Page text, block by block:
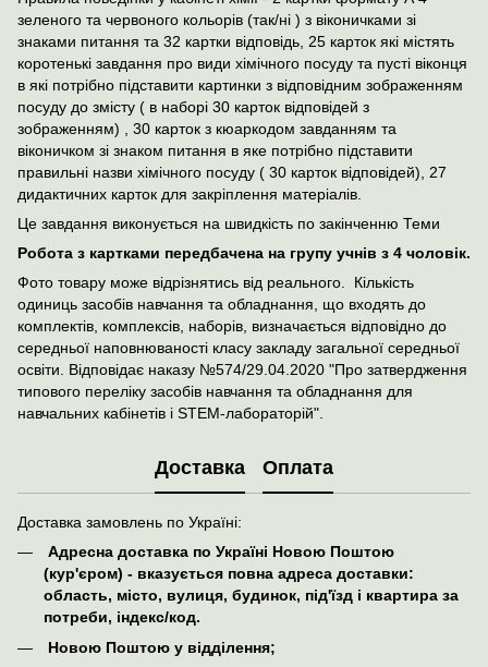
зеленого та червоного кольорів (так/ні ) з віконичками зі
знаками питання та 32 картки відповідь, 25 карток які містять
коротенькі завдання про види хімічного посуду та пусті віконця
в які потрібно підставити картинки з відповідним зображенням
посуду до змісту ( в наборі 30 карток відповідей з
зображенням) , 30 карток з кюаркодом завданням та
віконичком зі знаком питання в яке потрібно підставити
правильні назви хімічного посуду ( 30 карток відповідей), 27
дидактичних карток для закріплення матеріалів.
Це завдання виконується на швидкість по закінченню Теми
Робота з картками передбачена на групу учнів з 4 чоловік.
Фото товару може відрізнятись від реального. Кількість
одиниць засобів навчання та обладнання, що входять до
комплектів, комплексів, наборів, визначається відповідно до
середньої наповнюваності класу закладу загальної середньої
освіти. Відповідає наказу №574/29.04.2020 "Про затвердження
типового переліку засобів навчання та обладнання для
навчальних кабінетів і STEM-лабораторій".
Доставка Оплата
Доставка замовлень по Україні:
Адресна доставка по Україні Новою Поштою
(кур'єром) - вказується повна адреса доставки:
область, місто, вулиця, будинок, під'їзд і квартира за
потреби, індекс/код.
Новою Поштою у відділення;